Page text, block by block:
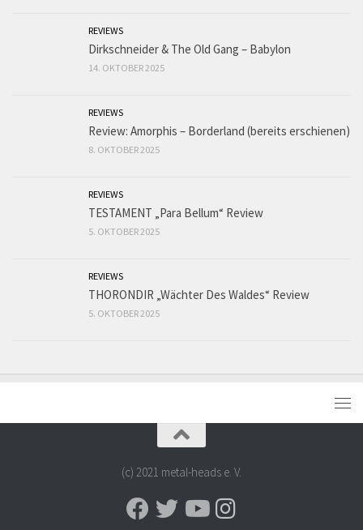
REVIEWS
Dirkschneider & The Old Gang – Babylon
14. OKTOBER 2025
REVIEWS
Review: Amorphis – Borderland (bereits erschienen)
8. OKTOBER 2025
REVIEWS
TESTAMENT „Para Bellum“ Review
5. OKTOBER 2025
REVIEWS
THORONDIR „Wächter Des Waldes“ Review
5. OKTOBER 2025
(c) 2021 metal-heads e. V.